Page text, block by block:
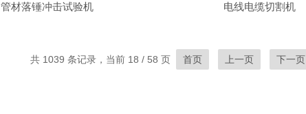
管材落锤冲击试验机 电线电缆切割机
共 1039 条记录，当前 18 / 58 页 首页 上一页 下一页